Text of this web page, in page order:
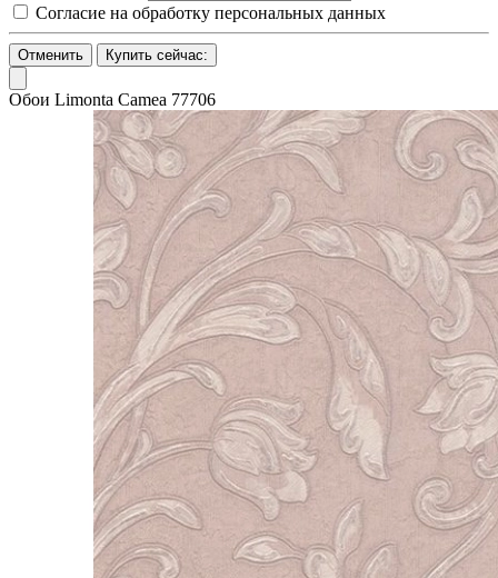
Согласие на обработку персональных данных
Отменить Купить сейчас:
Обои Limonta Camea 77706